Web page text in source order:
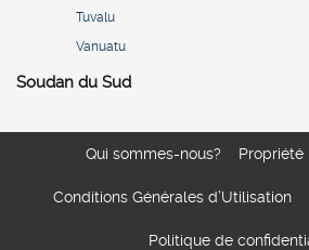
Tuvalu
Vanuatu
Soudan du Sud
Qui sommes-nous?
Conditions Générales d’Utilisation
Politique de